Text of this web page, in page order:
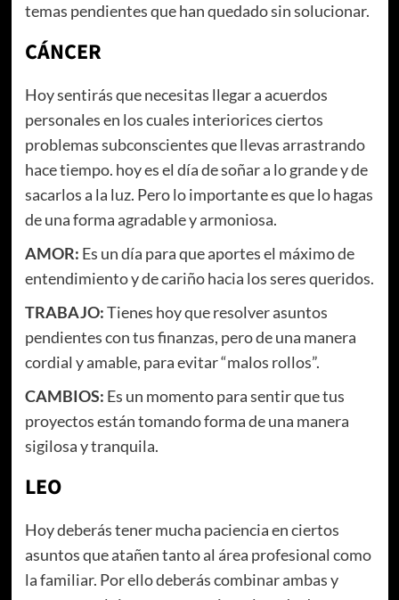
temas pendientes que han quedado sin solucionar.
CÁNCER
Hoy sentirás que necesitas llegar a acuerdos
personales en los cuales interiorices ciertos
problemas subconscientes que llevas arrastrando
hace tiempo. hoy es el día de soñar a lo grande y de
sacarlos a la luz. Pero lo importante es que lo hagas
de una forma agradable y armoniosa.
AMOR: Es un día para que aportes el máximo de
entendimiento y de cariño hacia los seres queridos.
TRABAJO:Tienes hoy que resolver asuntos
pendientes con tus finanzas, pero de una manera
cordial y amable, para evitar “malos rollos”.
CAMBIOS: Es un momento para sentir que tus
proyectos están tomando forma de una manera
sigilosa y tranquila.
LEO
Hoy deberás tener mucha paciencia en ciertos
asuntos que atañen tanto al área profesional como
la familiar. Por ello deberás combinar ambas y